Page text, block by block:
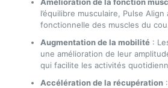
l’équilibre musculaire, Pulse
fonctionnelle des muscles du
Augmentation de la mobilité:
une amélioration de leur
qui facilite les activités
Accélération de la récupération: